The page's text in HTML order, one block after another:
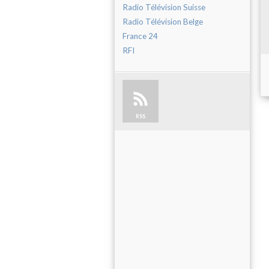
Radio Télévision Suisse
Radio Télévision Belge
France 24
RFI
RSS